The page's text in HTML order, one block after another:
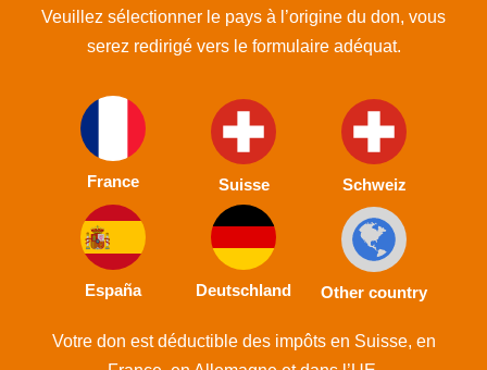
Veuillez sélectionner le pays à l’origine du don, vous
serez redirigé vers le formulaire adéquat.
France Suisse Schweiz
España Deutschland Other country
Votre don est déductible des impôts en Suisse, en